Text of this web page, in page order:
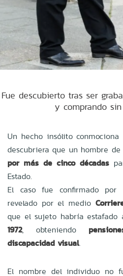
Fue descubierto tras ser
y comprando
Un hecho insólito
descubriera que un hombre
por más de cinco décadas
Estado.
El caso fue confirmado por
revelado por el medio
que el sujeto habría estafado
1972, obteniendo
discapacidad visual.
El nombre del individuo no